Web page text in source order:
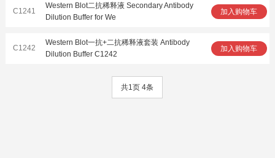
C1241
Western Blot二抗稀释液 Secondary Antibody
Dilution Buffer for We
加入购物车
C1242
Western Blot一抗+二抗稀释液套装 Antibody
Dilution Buffer C1242
加入购物车
共1页 4条